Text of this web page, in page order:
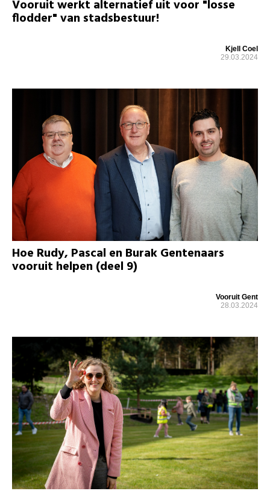
Vooruit werkt alternatief uit voor "losse
flodder" van stadsbestuur!
Kjell Coel
29.03.2024
Hoe Rudy, Pascal en Burak Gentenaars
vooruit helpen (deel 9)
Vooruit Gent
28.03.2024